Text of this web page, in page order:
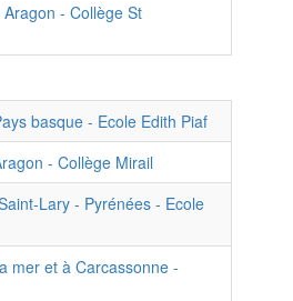
- Collège St
basque - Ecole Edith Piaf
- Collège Mirail
Lary - Pyrénées - Ecole
mer et à Carcassonne -